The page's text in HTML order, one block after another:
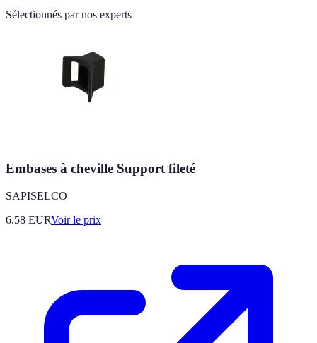
Sélectionnés par nos experts
Embases à cheville Support fileté
SAPISELCO
6.58 EURVoir le prix